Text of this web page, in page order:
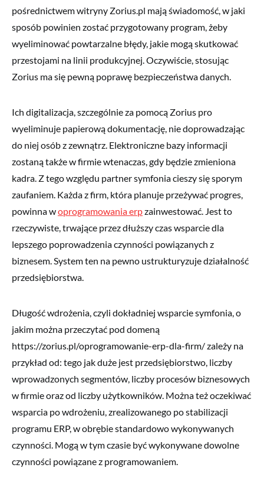
pośrednictwem witryny Zorius.pl mają świadomość, w jaki
sposób powinien zostać przygotowany program, żeby
wyeliminować powtarzalne błędy, jakie mogą skutkować
przestojami na linii produkcyjnej. Oczywiście, stosując
Zorius ma się pewną poprawę bezpieczeństwa danych.
Ich digitalizacja, szczególnie za pomocą Zorius pro
wyeliminuje papierową dokumentację, nie doprowadzając
do niej osób z zewnątrz. Elektroniczne bazy informacji
zostaną także w firmie wtenaczas, gdy będzie zmieniona
kadra. Z tego względu partner symfonia cieszy się sporym
zaufaniem. Każda z firm, która planuje przeżywać progres,
powinna woprogramowania erpzainwestować. Jest to
rzeczywiste, trwające przez dłuższy czas wsparcie dla
lepszego poprowadzenia czynności powiązanych z
biznesem. System ten na pewno ustrukturyzuje działalność
przedsiębiorstwa.
Długość wdrożenia, czyli dokładniej wsparcie symfonia, o
jakim można przeczytać pod domeną
https://zorius.pl/oprogramowanie-erp-dla-firm/ zależy na
przykład od: tego jak duże jest przedsiębiorstwo, liczby
wprowadzonych segmentów, liczby procesów biznesowych
w firmie oraz od liczby użytkowników. Można też oczekiwać
wsparcia po wdrożeniu, zrealizowanego po stabilizacji
programu ERP, w obrębie standardowo wykonywanych
czynności. Mogą w tym czasie być wykonywane dowolne
czynności powiązane z programowaniem.